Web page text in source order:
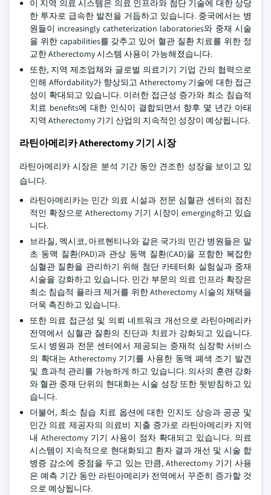
이 지역 의료 시스템은 의료 인프라와 첨단 기술에 대한 상당
한 투자로 급속한 발전을 거듭하고 있습니다. 중국에서는 병
원들이 increasingly catheterization laboratories와 중재 시술
을 위한 capabilities를 갖추고 있어 혈관 질환 치료를 위한 정
교한 Atherectomy 시스템 사용이 가능해졌습니다.
또한, 지역 제조업체와 글로벌 의료기기 기업 간의 협력으로
인해 Affordability가 향상되고 Atherectomy 기술에 대한 접근
성이 확대되고 있습니다. 이러한 접근성 증가와 최소 침습적
치료 benefits에 대한 인식이 결합되면서 향후 몇 년간 아태
지역 Atherectomy 기기 산업의 지속적인 성장이 예상됩니다.
라틴아메리카 Atherectomy 기기 시장
라틴아메리카 시장은 분석 기간 동안 견조한 성장을 보이고 있
습니다.
라틴아메리카는 민간 의료 시설과 전문 심혈관 센터의 점진
적인 확장으로 Atherectomy 기기 시장이 emerging하고 있습
니다.
브라질, 멕시코, 아르헨티나와 같은 국가의 민간 병원들은 말
초 동맥 질환(PAD)과 관상 동맥 질환(CAD)을 포함한 복잡한
심혈관 질환을 관리하기 위해 첨단 카테터화 실험실과 중재
시술을 강화하고 있습니다. 민간 부문의 의료 인프라 확장은
최소 침습적 플라크 제거를 위한 Atherectomy 시술의 채택을
더욱 촉진하고 있습니다.
또한 의료 접근성 및 의뢰 네트워크 개선으로 라틴아메리카
전역에서 심혈관 질환의 진단과 치료가 강화되고 있습니다.
도시 병원과 전문 센터에서 제공되는 중재적 심장학 서비스
의 확대는 Atherectomy 기기를 사용한 동맥 폐색 조기 발견
및 효과적 관리를 가능하게 하고 있습니다. 의사의 훈련 강화
와 혈관 중재 단위의 현대화는 시술 성장 또한 뒷받침하고 있
습니다.
더불어, 최소 침습 치료 옵션에 대한 인지도 상승과 공공 및
민간 의료 제공자의 의료비 지출 증가로 라틴아메리카 지역
내 Atherectomy 기기 사용이 점차 확대되고 있습니다. 의료
시스템이 지속적으로 현대화되고 환자 결과 개선 및 시술 합
병증 감소에 중점을 두고 있는 만큼, Atherectomy 기기 사용
은 예측 기간 동안 라틴아메리카 전역에서 꾸준히 증가할 것
으로 예상됩니다.